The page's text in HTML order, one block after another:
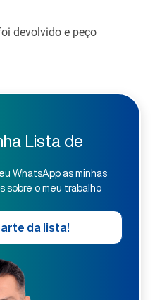
devolvido e peço
Lista de
WhatsApp as minhas
sobre o meu trabalho
da lista!